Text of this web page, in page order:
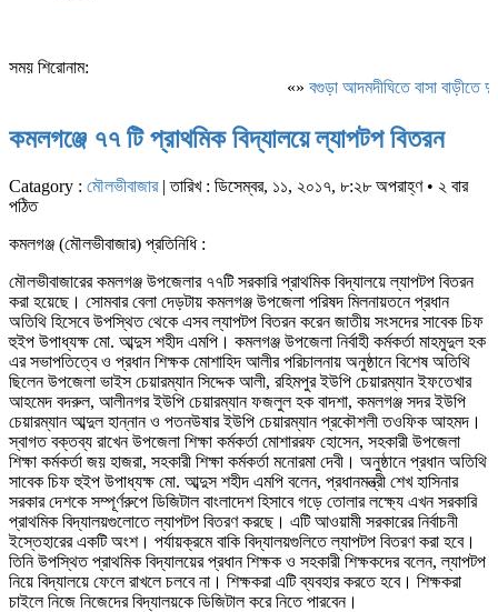
সময় শিরোনাম:
«»বগুড়া আদমদীঘিতে বাসা বাড়ীতে
কমলগঞ্জে ৭৭ টি প্রাথমিক বিদ্যালয়ে ল্যাপটপ বিতরন
Catagory : মৌলভীবাজার| তারিখ : ডিসেম্বর, ১১, ২০১৭, ৮:২৮ অপরাহ্ণ • ২ বার
পঠিত
কমলগঞ্জ (মৌলভীবাজার) প্রতিনিধি :
মৌলভীবাজারের কমলগঞ্জ উপজেলার ৭৭টি সরকারি প্রাথমিক বিদ্যালয়ে ল্যাপটপ বিতরন
করা হয়েছে। সোমবার বেলা দেড়টায় কমলগঞ্জ উপজেলা পরিষদ মিলনায়তনে প্রধান
অতিথি হিসেবে উপস্থিত থেকে এসব ল্যাপটপ বিতরন করেন জাতীয় সংসদের সাবেক চিফ
হুইপ উপাধ্যক্ষ মো. আব্দুস শহীদ এমপি। কমলগঞ্জ উপজেলা নির্বাহী কর্মকর্তা মাহমুদুল হক
এর সভাপতিত্বে ও প্রধান শিক্ষক মোশাহিদ আলীর পরিচালনায় অনুষ্ঠানে বিশেষ অতিথি
ছিলেন উপজেলা ভাইস চেয়ারম্যান সিদ্দেক আলী, রহিমপুর ইউপি চেয়ারম্যান ইফতেখার
আহমেদ বদরুল, আলীনগর ইউপি চেয়ারম্যান ফজলুল হক বাদশা, কমলগঞ্জ সদর ইউপি
চেয়ারম্যান আব্দুল হান্নান ও পতনউষার ইউপি চেয়ারম্যান প্রকৌশলী তওফিক আহমদ।
স্বাগত বক্তব্য রাখেন উপজেলা শিক্ষা কর্মকর্তা মোশাররফ হোসেন, সহকারী উপজেলা
শিক্ষা কর্মকর্তা জয় হাজরা, সহকারী শিক্ষা কর্মকর্তা মনোরমা দেবী। অনুষ্ঠানে প্রধান অতিথি
সাবেক চিফ হুইপ উপাধ্যক্ষ মো. আব্দুস শহীদ এমপি বলেন, প্রধানমন্ত্রী শেখ হাসিনার
সরকার দেশকে সম্পূর্ণরুপে ডিজিটাল বাংলাদেশ হিসাবে গড়ে তোলার লক্ষ্যে এখন সরকারি
প্রাথমিক বিদ্যালয়গুলোতে ল্যাপটপ বিতরণ করছে। এটি আওয়ামী সরকারের নির্বাচনী
ইস্তেহারের একটি অংশ। পর্যায়ক্রমে বাকি বিদ্যালয়গুলিতে ল্যাপটপ বিতরণ করা হবে।
তিনি উপস্থিত প্রাথমিক বিদ্যালয়ের প্রধান শিক্ষক ও সহকারী শিক্ষকদের বলেন, ল্যাপটপ
নিয়ে বিদ্যালয়ে ফেলে রাখলে চলবে না। শিক্ষকরা এটি ব্যবহার করতে হবে। শিক্ষকরা
চাইলে নিজে নিজেদের বিদ্যালয়কে ডিজিটাল করে নিতে পারবেন।